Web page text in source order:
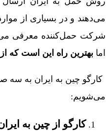
می‌دهند و در بسیاری از
شرکت حمل‌کننده معرفی
امابهترین راه این است که
کارگو چین به ایران به سه
می‌شویم:
کارگو از چین به